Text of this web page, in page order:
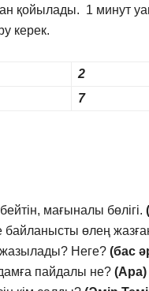
қойылады. 1 минут
керек.
2
7
мағыналы бөлігі.
байланысты өлең
Неге? (бас
пайдалы не? (Ара)